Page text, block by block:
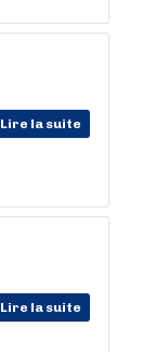
Lire la suite
Lire la suite